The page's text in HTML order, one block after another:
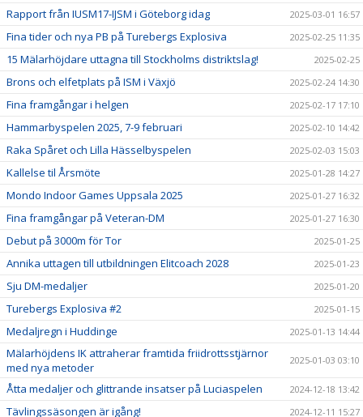
Rapport från IUSM17-IJSM i Göteborg idag 2025-03-01 16:57
Fina tider och nya PB på Turebergs Explosiva 2025-02-25 11:35
15 Mälarhöjdare uttagna till Stockholms distriktslag! 2025-02-25
Brons och elfetplats på ISM i Växjö 2025-02-24 14:30
Fina framgångar i helgen 2025-02-17 17:10
Hammarbyspelen 2025, 7-9 februari 2025-02-10 14:42
Raka Spåret och Lilla Hässelbyspelen 2025-02-03 15:03
Kallelse til Årsmöte 2025-01-28 14:27
Mondo Indoor Games Uppsala 2025 2025-01-27 16:32
Fina framgångar på Veteran-DM 2025-01-27 16:30
Debut på 3000m för Tor 2025-01-25
Annika uttagen till utbildningen Elitcoach 2028 2025-01-23
Sju DM-medaljer 2025-01-20
Turebergs Explosiva #2 2025-01-15
Medaljregn i Huddinge 2025-01-13 14:44
Mälarhöjdens IK attraherar framtida friidrottsstjärnor
med nya metoder
2025-01-03 03:10
Åtta medaljer och glittrande insatser på Luciaspelen 2024-12-18 13:42
Tävlingssäsongen är igång! 2024-12-11 15:27